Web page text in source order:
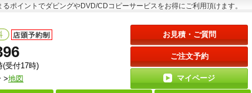
るポイントでダビングやDVD/CDコピーサービスをお得にご利用頂けます。
お見積・ご質問
ご注文予約
マイページ
(受付17時)
>地図